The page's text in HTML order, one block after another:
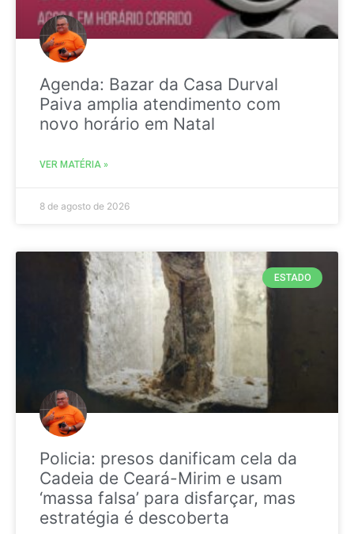
Agenda: Bazar da Casa Durval
Paiva amplia atendimento com
novo horário em Natal
VER MATÉRIA »
8 de agosto de 2026
ESTADO
Policia: presos danificam cela da
Cadeia de Ceará-Mirim e usam
‘massa falsa’ para disfarçar, mas
estratégia é descoberta